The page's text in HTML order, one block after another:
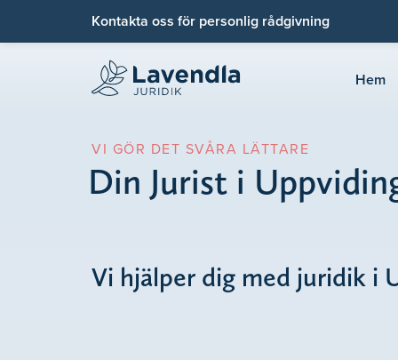
Kontakta oss för personlig rådgivning
Hem
VI GÖR DET SVÅRA LÄTTARE
Din Jurist i
Vi hjälper dig med juridik i